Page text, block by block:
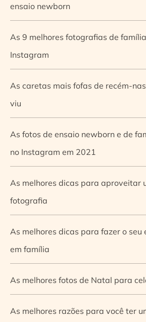
ensaio newborn
As 9 melhores fotografias de
Instagram
As caretas mais fofas de recém-
viu
As fotos de ensaio newborn e de
no Instagram em 2021
As melhores dicas para aproveitar
fotografia
As melhores dicas para fazer o seu
em família
As melhores fotos de Natal para
As melhores razões para você ter